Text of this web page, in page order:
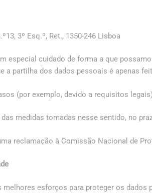
3º Esq.º, Ret., 1350-246 Lisboa
especial cuidado de forma a que
a partilha dos dados pessoais é apenas
(por exemplo, devido a requisitos
medidas tomadas nesse sentido, no
reclamação à Comissão Nacional de
melhores esforços para proteger os